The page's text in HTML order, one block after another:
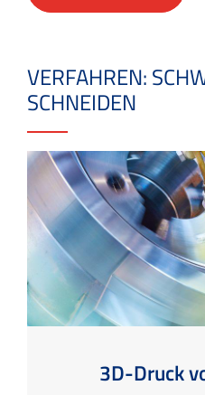
VERFAHREN:
SCHNEIDEN
3D-Druck